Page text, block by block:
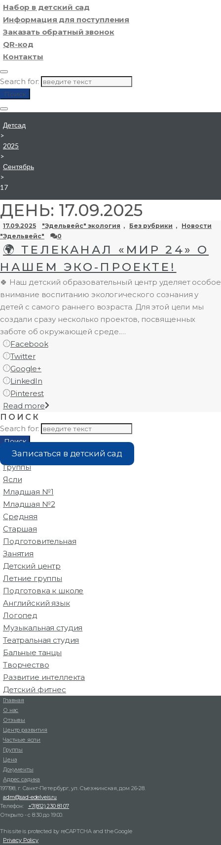
Набор в детский сад
Информация для поступления
Заказать обратный звонок
QR-код
Контакты
Search for:
Поиск
Детсад
>
2025
>
Сентябрь
>
17
ДЕНЬ: 17.09.2025
17.09.2025 "Эдельвейс" экология , Без рубрики ,
Новости
"Эдельвейс"
0
🌍 ТЕЛЕКАНАЛ «МИР 24» О
НАШЕМ ЭКО-ПРОЕКТЕ!
🍀 Наш детский образовательный центр уделяет особое
внимание воспитанию экологического сознания у
детей с самого раннего возраста. Для этой цели мы
создали сразу несколько проектов, посвященных
заботе об окружающей среде.…
Facebook
Twitter
Google+
LinkedIn
Pinterest
Read more
ПОИСК
Search for:
Поиск
Записаться в детский сад
Группы
Ясли
Младшая №1
Младшая №2
Средняя
Старшая
Подготовительная
Занятия
Детский центр
Летние группы
Подготовка к школе
Английский язык
Логопед
Музыкальная студия
Театральная студия
Бальные танцы
Творчество
Развитие интеллекта
Детский фитнес
Главная
О нас
Отзывы
Центр развития
Частные ясли
Группы
Цена
Документы
Адрес садика
197198, г. Санкт-Петербург, ул. Съезжинская, дом 26-28.
adm@sad-edelveis.ru
Телефон:
+7(812) 230 81 07
Открыто - с 8:30 до 19:00.
This site is protected by reCAPTCHA and the Google
Privacy Policy